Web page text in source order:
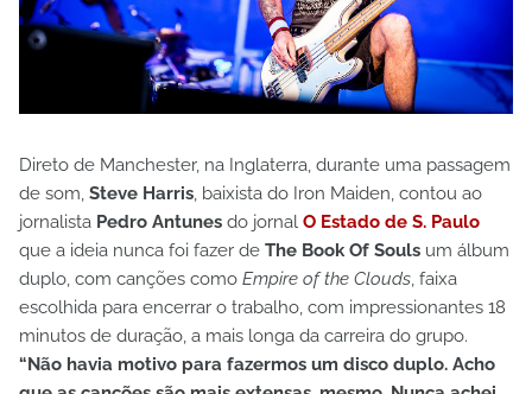
Direto de Manchester, na Inglaterra, durante uma passagem
de som, Steve Harris , baixista do Iron Maiden, contou ao
jornalista Pedro Antunes do jornal O Estado de S. Paulo
que a ideia nunca foi fazer de The Book Of Souls um álbum
duplo, com canções como Empire of the Clouds , faixa
escolhida para encerrar o trabalho, com impressionantes 18
minutos de duração, a mais longa da carreira do grupo.
“Não havia motivo para fazermos um disco duplo. Acho